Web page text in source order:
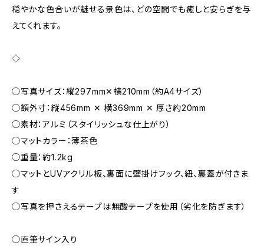
穏やかな色合いが魅せる景色は、どの空間でも癒しと安らぎを与
えてくれます。
◇
◯写真サイズ：縦297mm✕横210mm（約A4サイズ）
◯額外寸：縦456mm ✕ 横369mm ✕ 厚さ約20mm
◯素材：アルミ（スタイリッシュな仕上がり）
◯マットカラー：薄茶色
◯重量：約1.2kg
◯マットとUVアクリル板、裏面に壁掛けフック、紐、裏蓋が付きま
す
◯写真を押さえるテープは無酸テープを使用（劣化を防ぎます）
◯直筆サイン入り